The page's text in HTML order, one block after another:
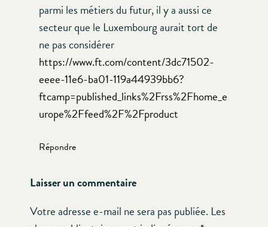
parmi les métiers du futur, il y a aussi ce
secteur que le Luxembourg aurait tort de
ne pas considérer
https://www.ft.com/content/3dc71502-
eeee-11e6-ba01-119a44939bb6?
ftcamp=published_links%2Frss%2Fhome_e
urope%2Ffeed%2F%2Fproduct
Répondre
Laisser un commentaire
Votre adresse e-mail ne sera pas publiée. Les